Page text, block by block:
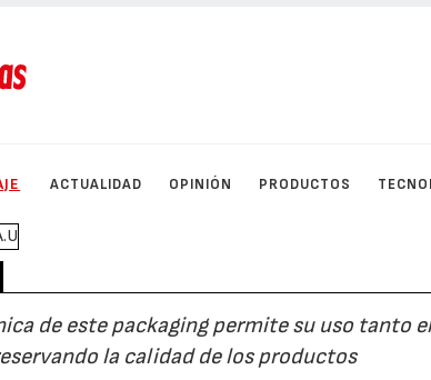
ACTUALIDAD OPINIÓN PRODUCTOS
de este packaging permite su uso tanto
la calidad de los productos